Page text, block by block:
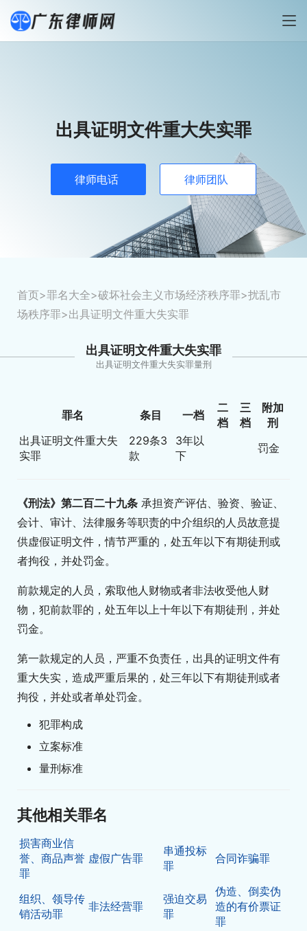
出具证明文件重大失实罪
律师电话 律师团队
首页>罪名大全>破坏社会主义市场经济秩序罪>扰乱市
场秩序罪>出具证明文件重大失实罪
出具证明文件重大失实罪
出具证明文件重大失实罪量刑
罪名 条目 一档
二
档
三
档
附加
刑
出具证明文件重大失
实罪
229条3
款
3年以
下
罚金
《刑法》第二百二十九条 承担资产评估、验资、验证、
会计、审计、法律服务等职责的中介组织的人员故意提
供虚假证明文件，情节严重的，处五年以下有期徒刑或
者拘役，并处罚金。
前款规定的人员，索取他人财物或者非法收受他人财
物，犯前款罪的，处五年以上十年以下有期徒刑，并处
罚金。
第一款规定的人员，严重不负责任，出具的证明文件有
重大失实，造成严重后果的，处三年以下有期徒刑或者
拘役，并处或者单处罚金。
犯罪构成
立案标准
量刑标准
其他相关罪名
损害商业信
誉、商品声誉
罪
虚假广告罪
串通投标
罪
合同诈骗罪
组织、领导传
销活动罪
非法经营罪
强迫交易
罪
伪造、倒卖伪
造的有价票证
罪